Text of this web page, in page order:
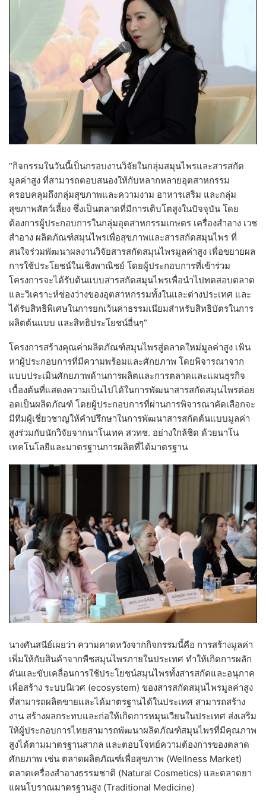
“กิจกรรมในวันนี้เป็นกรอบงานวิจัยในกลุ่มสมุนไพรและสารสกัด
มูลค่าสูง ที่สามารถตอบสนองให้กับหลากหลายอุตสาหกรรม
ครอบคลุมถึงกลุ่มสุขภาพและความงาม อาหารเสริม และกลุ่ม
สุขภาพสัตว์เลี้ยง ซึ่งเป็นตลาดที่มีการเติบโตสูงในปัจจุบัน โดย
ต้องการผู้ประกอบการในกลุ่มอุตสาหกรรมเกษตร เครื่องสำอาง เวช
สำอาง ผลิตภัณฑ์สมุนไพรเพื่อสุขภาพและสารสกัดสมุนไพร ที่
สนใจร่วมพัฒนาผลงานวิจัยสารสกัดสมุนไพรมูลค่าสูง เพื่อขยายผล
การใช้ประโยชน์ในเชิงพาณิชย์ โดยผู้ประกอบการที่เข้าร่วม
โครงการจะได้รับต้นแบบสารสกัดสมุนไพรเพื่อนำไปทดสอบตลาด
และวิเคราะห์ช่องว่างของอุตสาหกรรมทั้งในและต่างประเทศ และ
ได้รับสิทธิพิเศษในการยกเว้นค่าธรรมเนียมสำหรับสิทธิบัตรในการ
ผลิตต้นแบบ และสิทธิประโยชน์อื่นๆ”
โครงการสร้างคุณค่าผลิตภัณฑ์สมุนไพรสู่ตลาดใหม่มูลค่าสูง เฟ้น
หาผู้ประกอบการที่มีความพร้อมและศักยภาพ โดยพิจารณาจาก
แบบประเมินศักยภาพด้านการผลิตและการตลาดและแผนธุรกิจ
เบื้องต้นที่แสดงความเป็นไปได้ในการพัฒนาสารสกัดสมุนไพรต่อย
อดเป็นผลิตภัณฑ์ โดยผู้ประกอบการที่ผ่านการพิจารณาคัดเลือกจะ
มีทีมผู้เชี่ยวชาญให้คำปรึกษาในการพัฒนาสารสกัดต้นแบบมูลค่า
สูงร่วมกับนักวิจัยจากนาโนเทค สวทช. อย่างใกล้ชิด ด้วยนาโน
เทคโนโลยีและมาตรฐานการผลิตที่ได้มาตรฐาน
นางศันสนีย์เผยว่า ความคาดหวังจากกิจกรรมนี้คือ การสร้างมูลค่า
เพิ่มให้กับสินค้าจากพืชสมุนไพรภายในประเทศ ทำให้เกิดการผลัก
ดันและขับเคลื่อนการใช้ประโยชน์สมุนไพรทั้งสารสกัดและอนุภาค
เพื่อสร้าง ระบบนิเวศ (ecosystem) ของสารสกัดสมุนไพรมูลค่าสูง
ที่สามารถผลิตขายและได้มาตรฐานได้ในประเทศ สามารถสร้าง
งาน สร้างผลกระทบและก่อให้เกิดการหมุนเวียนในประเทศ ส่งเสริม
ให้ผู้ประกอบการไทยสามารถพัฒนาผลิตภัณฑ์สมุนไพรที่มีคุณภาพ
สูงได้ตามมาตรฐานสากล และตอบโจทย์ความต้องการของตลาด
ศักยภาพ เช่น ตลาดผลิตภัณฑ์เพื่อสุขภาพ (Wellness Market)
ตลาดเครื่องสำอางธรรมชาติ (Natural Cosmetics) และตลาดยา
แผนโบราณมาตรฐานสูง (Traditional Medicine)